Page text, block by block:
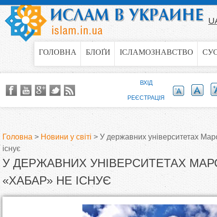
Jump to navigation
ГОЛОВНА БЛОҐИ ІСЛАМОЗНАВСТВО
В
и
є
Головна > Новини у світі > У державних університетах
існує
У ДЕРЖАВНИХ УНІВЕРСИТЕТАХ
«ХАБАР» НЕ ІСНУЄ
ВХІД
РЕЄСТРАЦІЯ